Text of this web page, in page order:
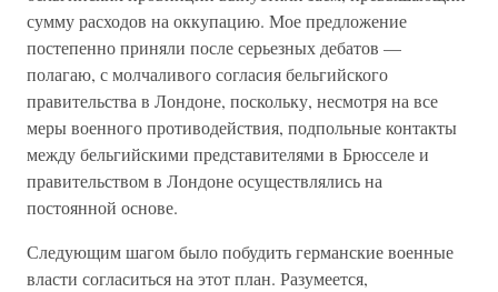
сумму расходов на оккупацию. Мое предложение
постепенно приняли после серьезных дебатов —
полагаю, с молчаливого согласия бельгийского
правительства в Лондоне, поскольку, несмотря на все
меры военного противодействия, подпольные контакты
между бельгийскими представителями в Брюсселе и
правительством в Лондоне осуществлялись на
постоянной основе.
Следующим шагом было побудить германские военные
власти согласиться на этот план. Разумеется,